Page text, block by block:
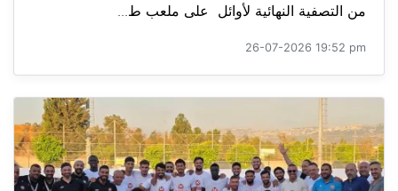
من التصفية النهائية لأوائل على ملعب ط...
26-07-2026 19:52 pm